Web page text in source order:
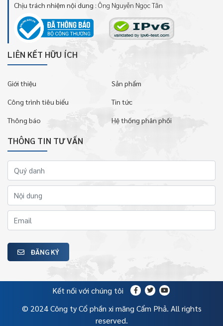
Chịu trách nhiệm nội dung : Ông Nguyễn Ngọc Tân
LIÊN KẾT HỮU ÍCH
Giới thiệu Sản phẩm
Công trình tiêu biểu Tin tức
Thông báo Hệ thống phân phối
THÔNG TIN TƯ VẤN
ĐĂNG KÝ
© 2024 Công ty Cổ phần xi măng Cẩm Phả. All rights
reserved.
Kết nối với chúng tôi